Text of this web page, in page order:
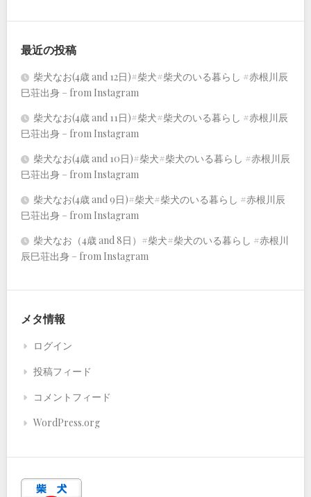
最近の投稿
柴犬なお(4歳 and 12日)#柴犬#柴犬のいる暮らし #赤根川辰
巳荘出身 – from Instagram
柴犬なお(4歳 and 11日)#柴犬#柴犬のいる暮らし #赤根川辰
巳荘出身 – from Instagram
柴犬なお(4歳 and 10日)#柴犬#柴犬のいる暮らし #赤根川辰
巳荘出身 – from Instagram
柴犬なお(4歳 and 9日)#柴犬#柴犬のいる暮らし #赤根川辰
巳荘出身 – from Instagram
柴犬なお（4歳 and 8日）#柴犬#柴犬のいる暮らし #赤根川
辰巳荘出身 – from Instagram
メタ情報
ログイン
投稿フィード
コメントフィード
WordPress.org